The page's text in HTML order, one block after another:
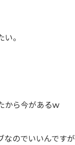
。
から今があるw
なのでいいんですが